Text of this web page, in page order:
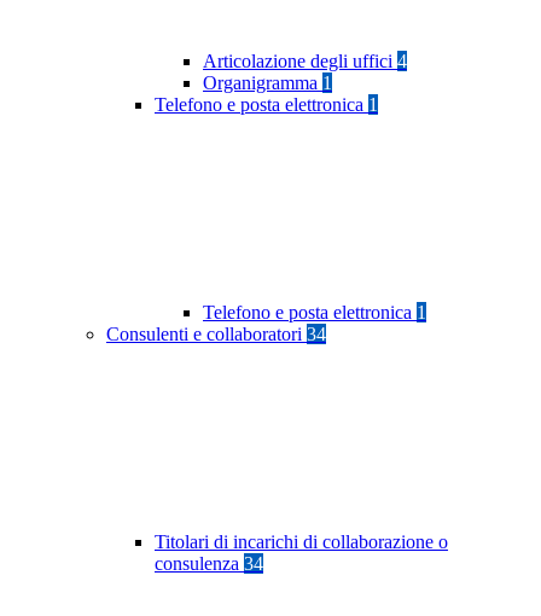
Articolazione degli uffici 4
Organigramma 1
Telefono e posta elettronica 1
Telefono e posta elettronica 1
Consulenti e collaboratori 34
Titolari di incarichi di collaborazione o
consulenza 34